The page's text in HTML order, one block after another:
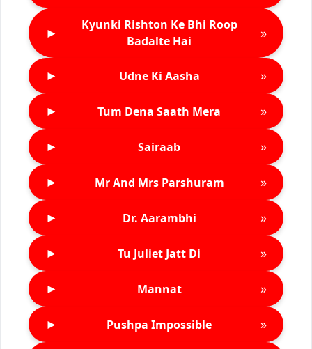
►
Kyunki Rishton Ke Bhi Roop
Badalte Hai
»
► Udne Ki Aasha »
► Tum Dena Saath Mera »
► Sairaab »
► Mr And Mrs Parshuram »
► Dr. Aarambhi »
► Tu Juliet Jatt Di »
► Mannat »
► Pushpa Impossible »